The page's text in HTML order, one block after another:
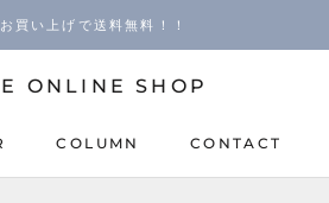
買い上げで送料無料！！
COLUMN
CONTACT
ONLINE SHOP